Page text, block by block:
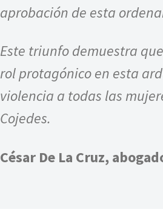
aprobación de esta
Este triunfo demuestra
rol protagónico en esta
violencia a todas las
Cojedes.
César De La Cruz,